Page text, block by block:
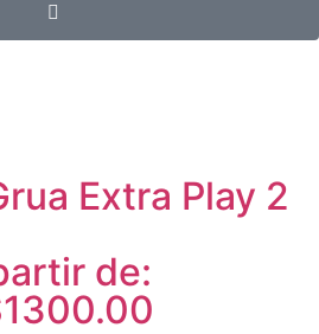
Extra Play 2
de: